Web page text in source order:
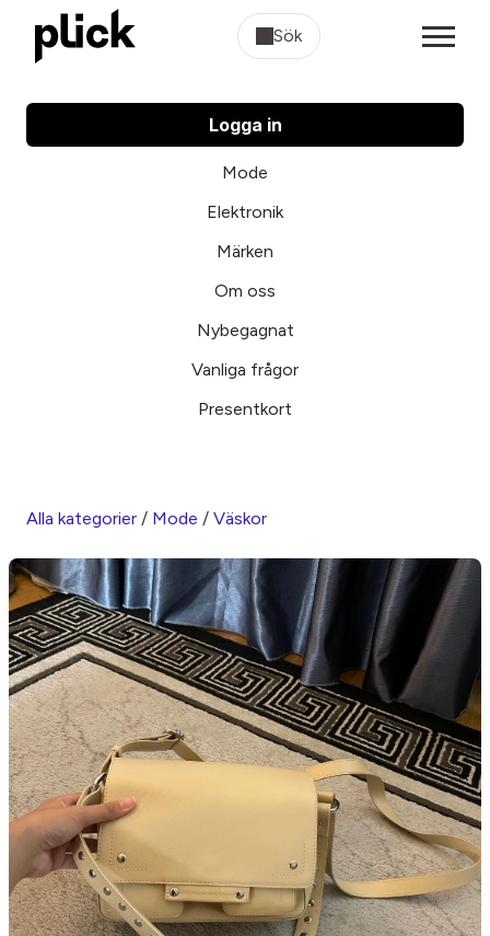
Sök
Logga in
Mode
Elektronik
Märken
Om oss
Nybegagnat
Vanliga frågor
Presentkort
Alla kategorier / Mode / Väskor